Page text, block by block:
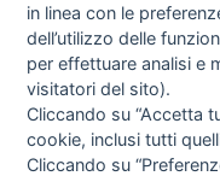
I libri
in linea con le
dell’utilizzo delle
per effettuare analisi e
visitatori del sito).
Cliccando su “Accetta
cookie, inclusi tutti
Cliccando su